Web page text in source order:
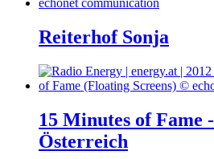
Reiterhof Sonja
15 Minutes of Fame
Österreich